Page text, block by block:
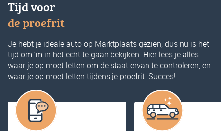
Tijd voor
de proefrit
Je hebt je ideale auto op Marktplaats gezien, dus nu is het
tijd om ‘m in het echt te gaan bekijken. Hier lees je alles
waar je op moet letten om de staat ervan te controleren, en
waar je op moet letten tijdens je proefrit. Succes!